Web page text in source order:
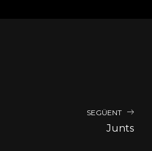
SEGÜENT
Junts